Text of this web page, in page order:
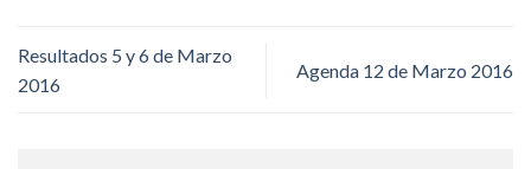
Resultados 5 y 6 de Marzo
2016
Agenda 12 de Marzo 2016